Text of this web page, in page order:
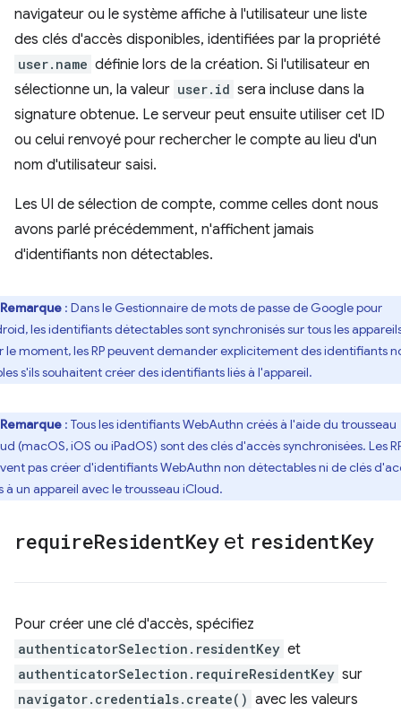
navigateur ou le système affiche à l'utilisateur une liste
des clés d'accès disponibles, identifiées par la propriété
user.name définie lors de la création. Si l'utilisateur en
sélectionne un, la valeur user.id sera incluse dans la
signature obtenue. Le serveur peut ensuite utiliser cet ID
ou celui renvoyé pour rechercher le compte au lieu d'un
nom d'utilisateur saisi.
Les UI de sélection de compte, comme celles dont nous
avons parlé précédemment, n'affichent jamais
d'identifiants non détectables.
Remarque : Dans le Gestionnaire de mots de passe de Google pour
les identifiants détectables sont synchronisés sur tous les
le moment, les RP peuvent demander explicitement des identifiants
s'ils souhaitent créer des identifiants liés à l'appareil.
Remarque : Tous les identifiants WebAuthn créés à l'aide du trousseau
(macOS, iOS ou iPadOS) sont des clés d'accès synchronisées. Les
pas créer d'identifiants WebAuthn non détectables ni de clés
à un appareil avec le trousseau iCloud.
requireResidentKeyet residentKey
Pour créer une clé d'accès, spécifiez
authenticatorSelection.residentKey et
authenticatorSelection.requireResidentKey sur
navigator.credentials.create() avec les valeurs